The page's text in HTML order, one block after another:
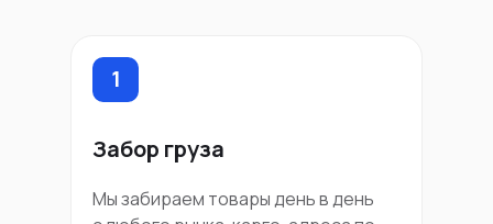
Забор груза
Мы забираем товары день в день
1